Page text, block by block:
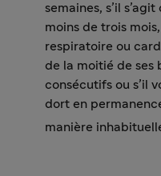
semaines, s’il
moins de trois
respiratoire ou
de la moitié de ses
consécutifs ou s’il
dort en
manière